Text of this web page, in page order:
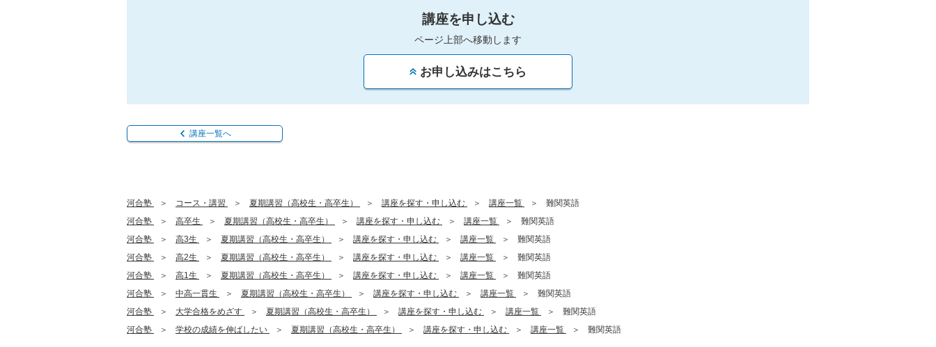
講座を申し込む
ページ上部へ移動します
お申し込みはこちら
講座一覧へ
河合塾 コース・講習 夏期講習（高校生・高卒生） 講座を探す・申し込む 講座一覧
難関英語
河合塾
高卒生 夏期講習（高校生・高卒生） 講座を探す・申し込む 講座一覧
難関英語
河合塾
高3生 夏期講習（高校生・高卒生） 講座を探す・申し込む 講座一覧
難関英語
河合塾
高2生 夏期講習（高校生・高卒生） 講座を探す・申し込む 講座一覧
難関英語
河合塾
高1生 夏期講習（高校生・高卒生） 講座を探す・申し込む 講座一覧
難関英語
河合塾
中高一貫生 夏期講習（高校生・高卒生） 講座を探す・申し込む 講座一覧
難関英語
河合塾
大学合格をめざす 夏期講習（高校生・高卒生） 講座を探す・申し込む 講座一覧
難関英語
河合塾
学校の成績を伸ばしたい 夏期講習（高校生・高卒生） 講座を探す・申し込む 講座一覧 難関英語